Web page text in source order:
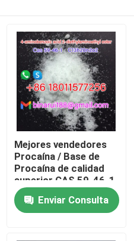
Mejores vendedores
Procaína / Base de
Procaína de calidad
superior CAS 59-46-1
Enviar Consulta